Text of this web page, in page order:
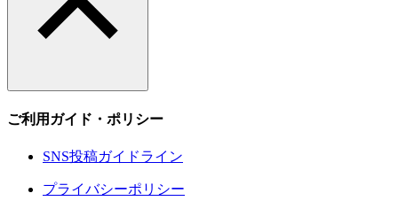
ご利用ガイド・ポリシー
SNS投稿ガイドライン
プライバシーポリシー